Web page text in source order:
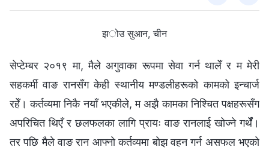
झोउ सुआन, चीन
सेप्टेम्बर २०१९ मा, मैले अगुवाका रूपमा सेवा गर्न थालेँ र म मेरी
सहकर्मी वाङ रानसँग केही स्थानीय मण्डलीहरूको कामको इन्चार्ज
रहेँ। कर्तव्यमा निकै नयाँ भएकीले, म अझै कामका निश्चित पक्षहरूसँग
अपरिचित थिएँ र छलफलका लागि प्रायः वाङ रानलाई खोज्ने गर्थेँ।
तर पछि मैले वाङ रान आफ्नो कर्तव्यमा बोझ वहन गर्न असफल भएको